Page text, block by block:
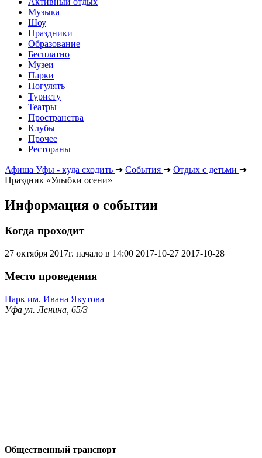
Музыка
Шоу
Праздники
Образование
Бесплатно
Музеи
Парки
Погулять
Туристу
Театры
Пространства
Клубы
Прочее
Рестораны
Афиша Уфы - куда сходить ➔ События ➔ Отдых с детьми ➔
Праздник «Улыбки осени»
Информация о событии
Когда проходит
27 октября 2017г. начало в 14:00 2017-10-27 2017-10-28
Место проведения
Парк им. Ивана Якутова
Уфа ул. Ленина, 65/3
Общественный транспорт